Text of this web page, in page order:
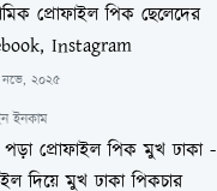
প্রোফাইল পিক ছেলেদের
Instagram
২০২৫
ইনকাম
পড়া প্রোফাইল পিক মুখ ঢাকা -
দিয়ে মুখ ঢাকা পিকচার